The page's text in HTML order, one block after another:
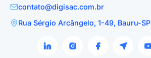
contato@digisac.com.br
Rua Sérgio Arcângelo, 1-49, Bauru-SP